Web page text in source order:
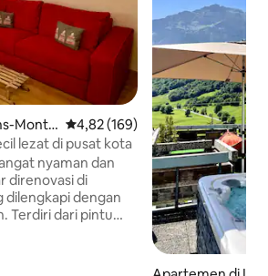
Monta
Nilai rata-rata 4,82 dari 5, 169
4,82 (169)
lezat di pusat kota
nyaman dan
direnovasi di
dilengkapi dengan
Terdiri dari pintu